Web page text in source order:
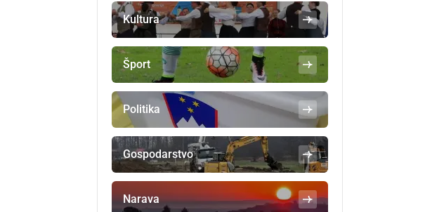
Kultura
Šport
Politika
Gospodarstvo
Narava